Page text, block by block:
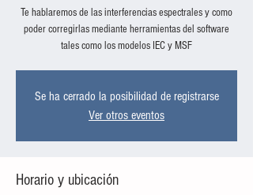
Te hablaremos de las interferencias espectrales y como
poder corregirlas mediante herramientas del software
tales como los modelos IEC y MSF
Se ha cerrado la posibilidad de registrarse
Ver otros eventos
Horario y ubicación